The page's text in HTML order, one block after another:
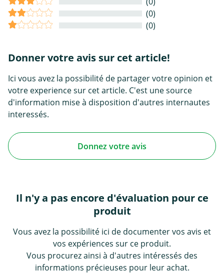
(0)
(0)
Donner votre avis sur cet article!
Ici vous avez la possibilité de partager votre opinion et
votre experience sur cet article. C'est une source
d'information mise à disposition d'autres internautes
interessés.
Donnez votre avis
Il n'y a pas encore d'évaluation pour ce
produit
Vous avez la possibilité ici de documenter vos avis et
vos expériences sur ce produit.
Vous procurez ainsi à d'autres intéressés des
informations précieuses pour leur achat.